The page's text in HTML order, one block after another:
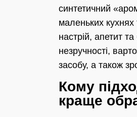
синтетичний
маленьких
настрій, апетит
незручності,
засобу, а також
Кому
краще